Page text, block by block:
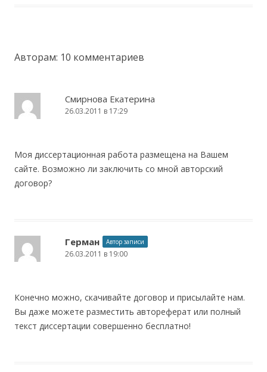
Авторам: 10 комментариев
Смирнова Екатерина
26.03.2011 в 17:29
Моя диссертационная работа размещена на Вашем
сайте. Возможно ли заключить со мной авторский
договор?
Герман Автор записи
26.03.2011 в 19:00
Конечно можно, скачивайте договор и присылайте нам.
Вы даже можете разместить автореферат или полный
текст диссертации совершенно бесплатно!